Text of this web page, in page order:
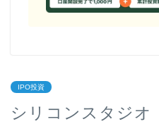
IPO投資
シリコンスタジオ